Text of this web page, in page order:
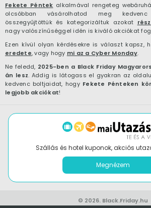
Fekete Péntek alkalmával rengeteg
olcsóbban vásárolhatod meg
összegyűjtöttük és kategorizáltuk azokat
nagy valószínűséggel idén is kiváló akciókat
Ezen kívül olyan kérdésekre is választ kapsz,
eredete, vagy hogy mi az a Cyber Monday.
Ne feledd, 2025-ben a Black Friday
án lesz. Addig is látogass el gyakran az
kedvenc boltjaidat, hogy Fekete Pénteken
legjobb akciókat!
Szállás és hotel kuponok, akciós
Megnézem
© 2026. Black.Friday.hu